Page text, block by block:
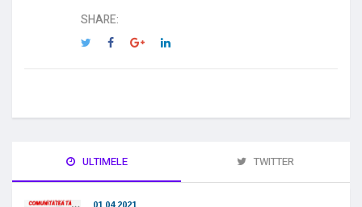
SHARE:
ULTIMELE TWITTER
01.04.2021